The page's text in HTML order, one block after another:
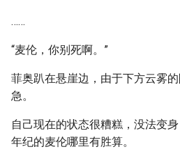
……
“麦伦，你别死啊。”
菲奥趴在悬崖边，由于下方云雾
急。
自己现在的状态很糟糕，没法变
年纪的麦伦哪里有胜算。